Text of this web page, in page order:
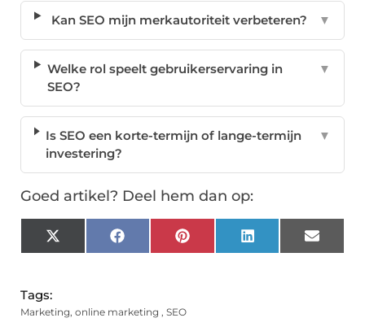
Kan SEO mijn merkautoriteit verbeteren? ▼
Welke rol speelt gebruikerservaring in
SEO?
▼
Is SEO een korte-termijn of lange-termijn
investering?
▼
Goed artikel? Deel hem dan op:
X
(Twitter)
FacebookPinterest LinkedIn Email
Tags:
Marketing, online marketing , SEO